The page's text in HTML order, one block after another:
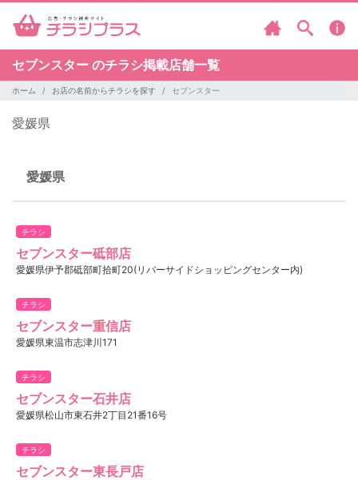
セブンスター のチラシ掲載店舗一覧
ホーム お店の名前からチラシを探す セブンスター
愛媛県
愛媛県
チラシ
セブンスター砥部店
愛媛県伊予郡砥部町拾町20(リバーサイドショッピングセンター内)
チラシ
セブンスター重信店
愛媛県東温市志津川171
チラシ
セブンスター石井店
愛媛県松山市東石井2丁目21番16号
チラシ
セブンスター東長戸店